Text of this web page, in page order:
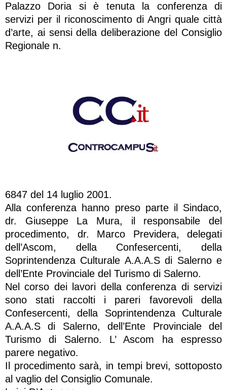
Palazzo Doria si è tenuta la conferenza di
servizi per il riconoscimento di Angri quale città
d’arte, ai sensi della deliberazione del Consiglio
Regionale n.
6847 del 14 luglio 2001.
Alla conferenza hanno preso parte il Sindaco,
dr. Giuseppe La Mura, il responsabile del
procedimento, dr. Marco Previdera, delegati
dell’Ascom, della Confesercenti, della
Soprintendenza Culturale A.A.A.S di Salerno e
dell’Ente Provinciale del Turismo di Salerno.
Nel corso dei lavori della conferenza di servizi
sono stati raccolti i pareri favorevoli della
Confesercenti, della Soprintendenza Culturale
A.A.A.S di Salerno, dell’Ente Provinciale del
Turismo di Salerno. L’ Ascom ha espresso
parere negativo.
Il procedimento sarà, in tempi brevi, sottoposto
al vaglio del Consiglio Comunale.